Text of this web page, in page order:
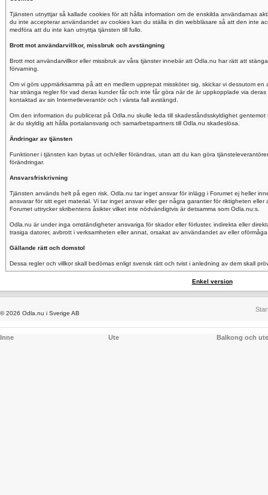
Tjänsten utnyttjar så kallade cookies för att hålla information om de enskilda användarnas
du inte accepterar användandet av cookies kan du ställa in din webbläsare så att den inte
medföra att du inte kan utnyttja tjänsten till fullo.
Brott mot användarvillkor, missbruk och avstängning
Brott mot användarvillkor eller missbruk av våra tjänster innebär att Odla.nu har rätt att
förvarning.
Om vi görs uppmärksamma på att en medlem upprepat missköter sig, skickar vi dessutom
har stränga regler för vad deras kunder får och inte får göra när de är uppkopplade via
kontaktad av sin Internetleverantör och i värsta fall avstängd.
Om den information du publicerat på Odla.nu skulle leda till skadeståndsskyldighet
är du skyldig att hålla portalansvarig och samarbetspartners till Odla.nu skadeslösa.
Ändringar av tjänsten
Funktioner i tjänsten kan bytas ut och/eller förändras, utan att du kan göra
förändringar.
Ansvarsfriskrivning
Tjänsten används helt på egen risk. Odla.nu tar inget ansvar för inlägg i Forumet ej heller
ansvarar för sitt eget material. Vi tar inget ansvar eller ger några garantier för riktigheten eller
Forumet uttrycker skribentens åsikter vilket inte nödvändigtvis är detsamma som Odla.nu:s.
Odla.nu är under inga omständigheter ansvariga för skador eller förluster, indirekta eller
trasiga datorer, avbrott i verksamheten eller annat, orsakat av användandet av eller
Gällande rätt och domstol
Dessa regler och villkor skall bedömas enligt svensk rätt och tvist i anledning av dem skall
Enkel version
© 2026 Odla.nu i Sverige AB
Inne Ute Balkong och